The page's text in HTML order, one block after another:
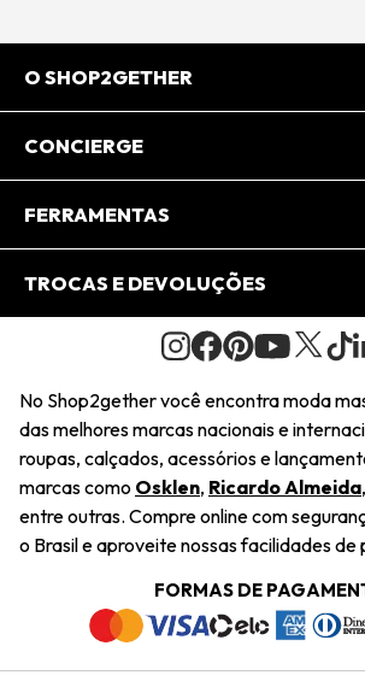
O SHOP2GETHER
Sobre Nós
Journal
Saiu na Mídia
Sustentabilidade
Navegando
Termos e Condições
Trabalhe Conosco
CONCIERGE
Central de Relacionamento
Regulamento e Promoções
FERRAMENTAS
Minha Conta
Pedido de Presente
Wishlist
TROCAS E DEVOLUÇÕES
Condições Gerais
Troca Fácil
Restituição de Pagamento
Dúvidas Frequentes
Termos e Condições
Política de Privacidade
No Shop2gether você encontra moda
das melhores marcas nacionais e
roupas, calçados, acessórios e
marcas como Osklen, Ricardo Almeida,
entre outras. Compre online com
o Brasil e aproveite nossas facilidades de
FORMAS DE